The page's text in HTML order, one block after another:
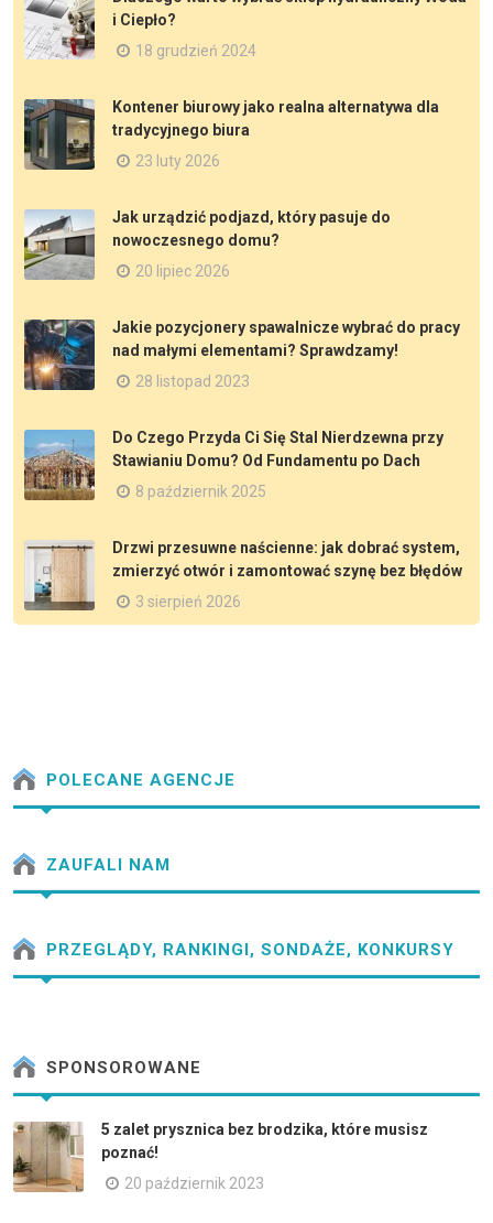
i Ciepło?
18 grudzień 2024
Kontener biurowy jako realna alternatywa dla
tradycyjnego biura
23 luty 2026
Jak urządzić podjazd, który pasuje do
nowoczesnego domu?
20 lipiec 2026
Jakie pozycjonery spawalnicze wybrać do pracy
nad małymi elementami? Sprawdzamy!
28 listopad 2023
Do Czego Przyda Ci Się Stal Nierdzewna przy
Stawianiu Domu? Od Fundamentu po Dach
8 październik 2025
Drzwi przesuwne naścienne: jak dobrać system,
zmierzyć otwór i zamontować szynę bez błędów
3 sierpień 2026
POLECANE AGENCJE
ZAUFALI NAM
PRZEGLĄDY, RANKINGI, SONDAŻE, KONKURSY
SPONSOROWANE
5 zalet prysznica bez brodzika, które musisz
poznać!
20 październik 2023